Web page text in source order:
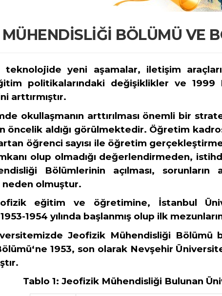
BÖLÜMÜ VE
teknolojide yeni aşamalar, iletişim
politikalarındaki değişiklikler ve
arttırmıştır.
okullaşmanın arttırılması önemli bir
öncelik aldığı görülmektedir. Öğretim
öğrenci sayısı ile öğretim
olup olmadığı değerlendirmeden,
Bölümlerinin açılması,
olmuştur.
eğitim ve öğretimine, İstanbul
1954 yılında başlanmış olup ilk
Jeofizik Mühendisliği
1953, son olarak Nevşehir
Tablo 1: Jeofizik Mühendisliği Bulunan